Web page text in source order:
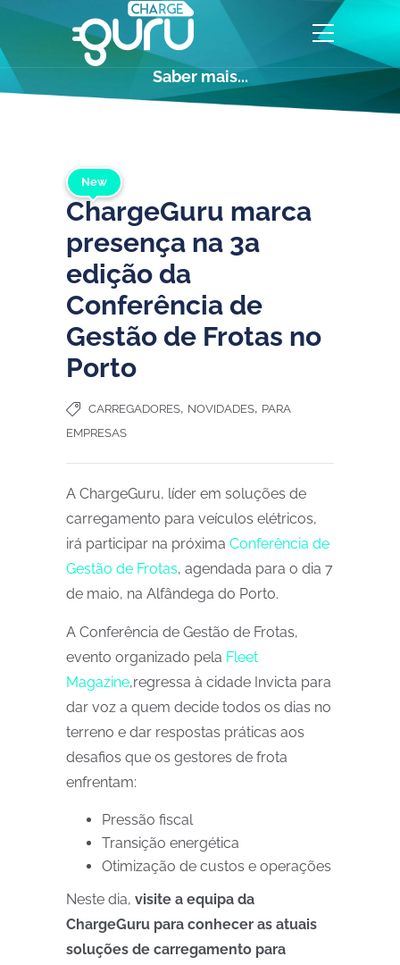
Saber mais...
New
ChargeGuru marca
presença na 3a
edição da
Conferência de
Gestão de Frotas no
Porto
CARREGADORES, NOVIDADES, PARA
EMPRESAS
A ChargeGuru, líder em soluções de
carregamento para veículos elétricos,
irá participar na próxima Conferência de
Gestão de Frotas, agendada para o dia 7
de maio, na Alfândega do Porto.
A Conferência de Gestão de Frotas,
evento organizado pela Fleet
Magazine,regressa à cidade Invicta para
dar voz a quem decide todos os dias no
terreno e dar respostas práticas aos
desafios que os gestores de frota
enfrentam:
Pressão fiscal
Transição energética
Otimização de custos e operações
Neste dia, visite a equipa da
ChargeGuru para conhecer as atuais
soluções de carregamento para